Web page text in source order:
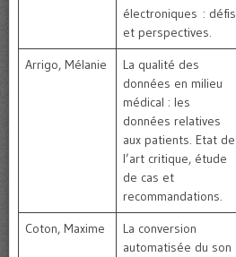
électroniques : défis
et perspectives.
Arrigo, Mélanie
La qualité des
données en milieu
médical : les
données relatives
aux patients. Etat de
l’art critique, étude
de cas et
recommandations.
Coton, Maxime
La conversion
automatisée du son